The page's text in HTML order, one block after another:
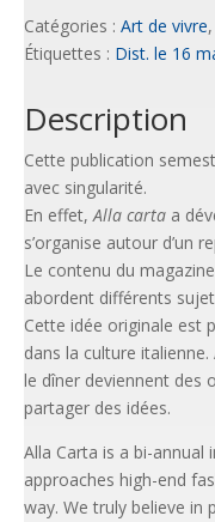
Catégories : Art de vivre,
Étiquettes : Dist. le 16
Description
Cette publication
avec singularité.
En effet,Alla carta a
s’organise autour d’un
Le contenu du
abordent différents
Cette idée originale est
dans la culture
le dîner deviennent des
partager des idées.
Alla Carta is a bi-
approaches high-end
way. We truly believe in